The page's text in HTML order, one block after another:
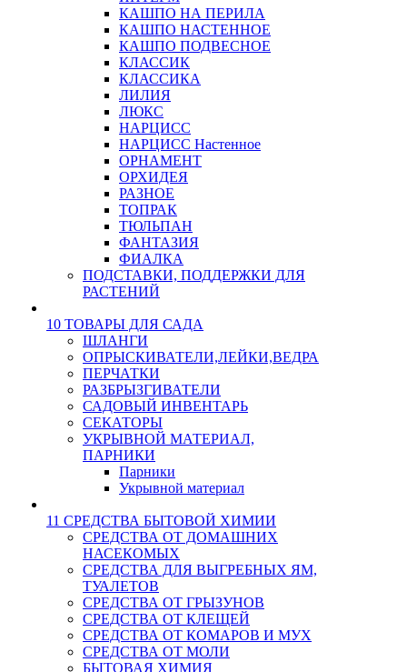
КАШПО НА ПЕРИЛА
КАШПО НАСТЕННОЕ
КАШПО ПОДВЕСНОЕ
КЛАССИК
КЛАССИКА
ЛИЛИЯ
ЛЮКС
НАРЦИСС
НАРЦИСС Настенное
ОРНАМЕНТ
ОРХИДЕЯ
РАЗНОЕ
ТОПРАК
ТЮЛЬПАН
ФАНТАЗИЯ
ФИАЛКА
ПОДСТАВКИ, ПОДДЕРЖКИ ДЛЯ
РАСТЕНИЙ
10 ТОВАРЫ ДЛЯ САДА
ШЛАНГИ
ОПРЫСКИВАТЕЛИ,ЛЕЙКИ,ВЕДРА
ПЕРЧАТКИ
РАЗБРЫЗГИВАТЕЛИ
САДОВЫЙ ИНВЕНТАРЬ
СЕКАТОРЫ
УКРЫВНОЙ МАТЕРИАЛ,
ПАРНИКИ
Парники
Укрывной материал
11 СРЕДСТВА БЫТОВОЙ ХИМИИ
СРЕДСТВА ОТ ДОМАШНИХ
НАСЕКОМЫХ
СРЕДСТВА ДЛЯ ВЫГРЕБНЫХ ЯМ,
ТУАЛЕТОВ
СРЕДСТВА ОТ ГРЫЗУНОВ
СРЕДСТВА ОТ КЛЕЩЕЙ
СРЕДСТВА ОТ КОМАРОВ И МУХ
СРЕДСТВА ОТ МОЛИ
БЫТОВАЯ ХИМИЯ